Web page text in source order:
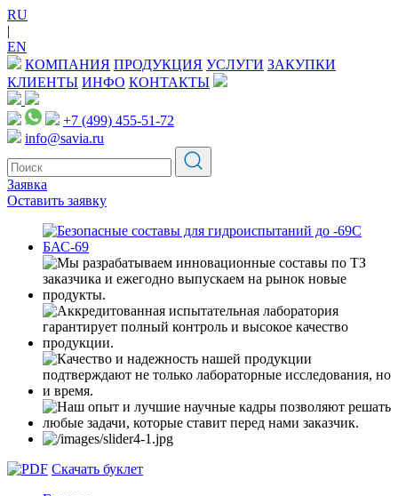
RU
|
EN
КОМПАНИЯ ПРОДУКЦИЯ УСЛУГИ ЗАКУПКИ
КЛИЕНТЫ ИНФО КОНТАКТЫ
+7 (499) 455-51-72
info@savia.ru
Заявка
Оставить заявку
Скачать буклет